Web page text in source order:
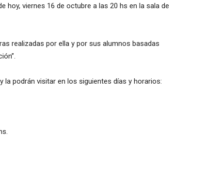
hoy, viernes 16 de octubre a las 20 hs en la sala de
realizadas por ella y por sus alumnos basadas
la podrán visitar en los siguientes días y horarios: